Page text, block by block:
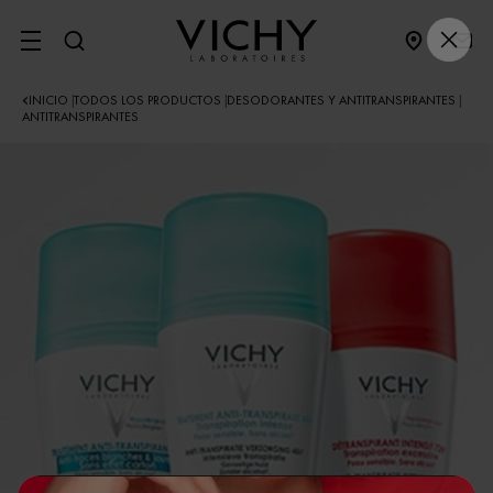
SITE MENU
INICIO TODOS LOS PRODUCTOS DESODORANTES Y ANTITRANSPIRANTES
ANTITRANSPIRANTES